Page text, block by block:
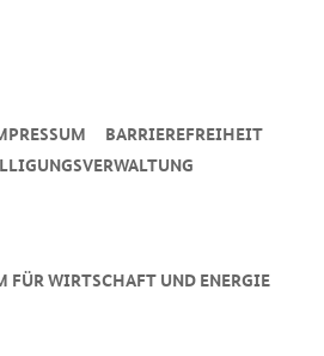
WIRTSCHAFT UND ENERGIE
BARRIEREFREIHEIT